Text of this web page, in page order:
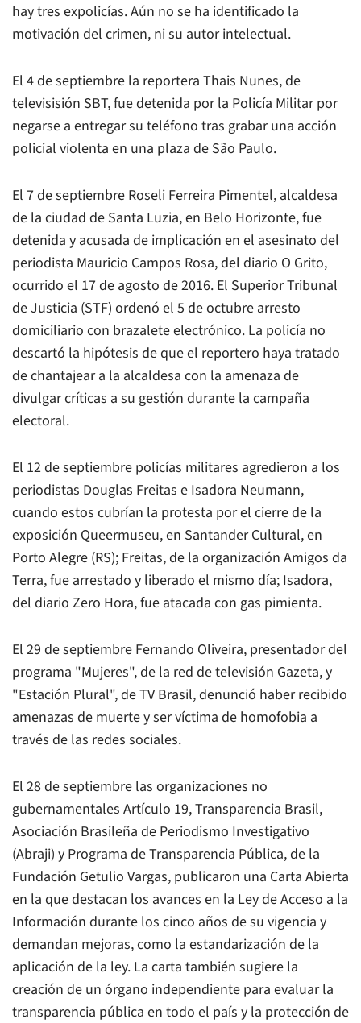
hay tres expolicías. Aún no se ha identificado la
motivación del crimen, ni su autor intelectual.
El 4 de septiembre la reportera Thais Nunes, de
televisisión SBT, fue detenida por la Policía Militar por
negarse a entregar su teléfono tras grabar una acción
policial violenta en una plaza de São Paulo.
El 7 de septiembre Roseli Ferreira Pimentel, alcaldesa
de la ciudad de Santa Luzia, en Belo Horizonte, fue
detenida y acusada de implicación en el asesinato del
periodista Mauricio Campos Rosa, del diario O Grito,
ocurrido el 17 de agosto de 2016. El Superior Tribunal
de Justicia (STF) ordenó el 5 de octubre arresto
domiciliario con brazalete electrónico. La policía no
descartó la hipótesis de que el reportero haya tratado
de chantajear a la alcaldesa con la amenaza de
divulgar críticas a su gestión durante la campaña
electoral.
El 12 de septiembre policías militares agredieron a los
periodistas Douglas Freitas e Isadora Neumann,
cuando estos cubrían la protesta por el cierre de la
exposición Queermuseu, en Santander Cultural, en
Porto Alegre (RS); Freitas, de la organización Amigos da
Terra, fue arrestado y liberado el mismo día; Isadora,
del diario Zero Hora, fue atacada con gas pimienta.
El 29 de septiembre Fernando Oliveira, presentador del
programa "Mujeres", de la red de televisión Gazeta, y
"Estación Plural", de TV Brasil, denunció haber recibido
amenazas de muerte y ser víctima de homofobia a
través de las redes sociales.
El 28 de septiembre las organizaciones no
gubernamentales Artículo 19, Transparencia Brasil,
Asociación Brasileña de Periodismo Investigativo
(Abraji) y Programa de Transparencia Pública, de la
Fundación Getulio Vargas, publicaron una Carta Abierta
en la que destacan los avances en la Ley de Acceso a la
Información durante los cinco años de su vigencia y
demandan mejoras, como la estandarización de la
aplicación de la ley. La carta también sugiere la
creación de un órgano independiente para evaluar la
transparencia pública en todo el país y la protección de